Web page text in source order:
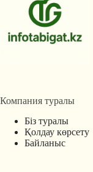
Компания туралы
Біз туралы
Қолдау көрсету
Байланыс